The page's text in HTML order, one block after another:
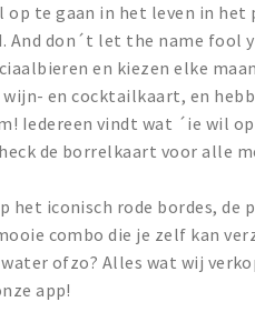
te gaan in het leven in het
And don´t let the name fool
en kiezen elke
en cocktailkaart, en
Iedereen vindt wat ´ie wil
de borrelkaart voor alle
het iconisch rode bordes, de
combo die je zelf kan
ofzo? Alles wat wij
app!